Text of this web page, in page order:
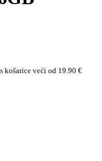
košarice veći od 19.90 €